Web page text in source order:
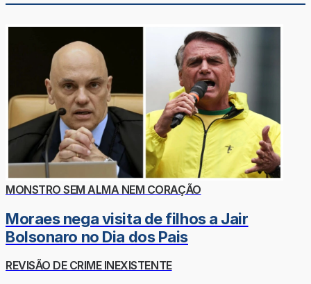
MONSTRO SEM ALMA NEM CORAÇÃO
Moraes nega visita de filhos a Jair
Bolsonaro no Dia dos Pais
REVISÃO DE CRIME INEXISTENTE